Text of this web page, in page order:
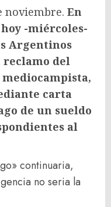
noviembre. En
-miércoles-
Argentinos
reclamo del
carta
de un sueldo
al
continuaria,
no seria la